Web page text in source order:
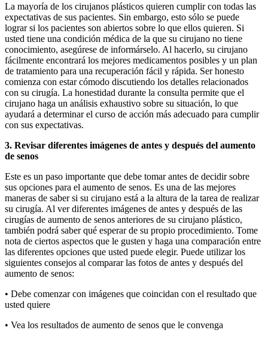
La mayoría de los cirujanos plásticos quieren cumplir con todas las
expectativas de sus pacientes. Sin embargo, esto sólo se puede
lograr si los pacientes son abiertos sobre lo que ellos quieren. Si
usted tiene una condición médica de la que su cirujano no tiene
conocimiento, asegúrese de informárselo. Al hacerlo, su cirujano
fácilmente encontrará los mejores medicamentos posibles y un plan
de tratamiento para una recuperación fácil y rápida. Ser honesto
comienza con estar cómodo discutiendo los detalles relacionados
con su cirugía. La honestidad durante la consulta permite que el
cirujano haga un análisis exhaustivo sobre su situación, lo que
ayudará a determinar el curso de acción más adecuado para cumplir
con sus expectativas.
3. Revisar diferentes imágenes de antes y después del aumento
de senos
Este es un paso importante que debe tomar antes de decidir sobre
sus opciones para el aumento de senos. Es una de las mejores
maneras de saber si su cirujano está a la altura de la tarea de realizar
su cirugía. Al ver diferentes imágenes de antes y después de las
cirugías de aumento de senos anteriores de su cirujano plástico,
también podrá saber qué esperar de su propio procedimiento. Tome
nota de ciertos aspectos que le gusten y haga una comparación entre
las diferentes opciones que usted puede elegir. Puede utilizar los
siguientes consejos al comparar las fotos de antes y después del
aumento de senos:
• Debe comenzar con imágenes que coincidan con el resultado que
usted quiere
• Vea los resultados de aumento de senos que le convenga